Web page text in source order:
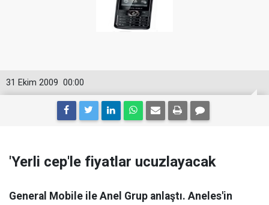
00:00
31 Ekim 2009
'Yerli cep'le fiyatlar ucuzlayacak
General Mobile ile Anel Grup anlaştı. Aneles'in